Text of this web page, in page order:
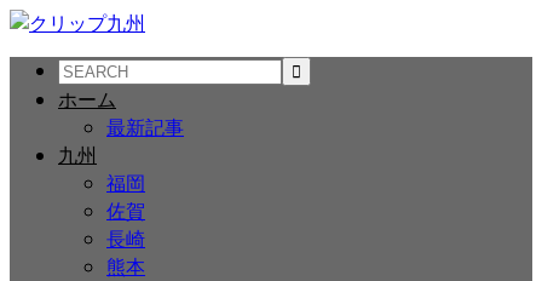
ホーム
最新記事
九州
福岡
佐賀
長崎
熊本